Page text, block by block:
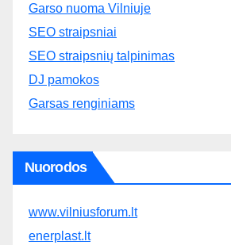
Garso nuoma Vilniuje
SEO straipsniai
SEO straipsnių talpinimas
DJ pamokos
Garsas renginiams
Nuorodos
www.vilniusforum.lt
enerplast.lt